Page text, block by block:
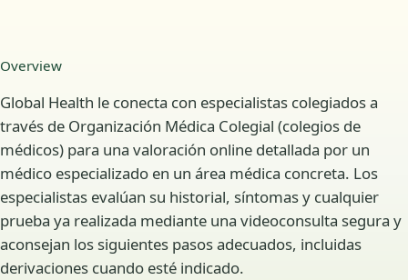
Overview
Global Health le conecta con especialistas colegiados a
través de Organización Médica Colegial (colegios de
médicos) para una valoración online detallada por un
médico especializado en un área médica concreta. Los
especialistas evalúan su historial, síntomas y cualquier
prueba ya realizada mediante una videoconsulta segura y
aconsejan los siguientes pasos adecuados, incluidas
derivaciones cuando esté indicado.